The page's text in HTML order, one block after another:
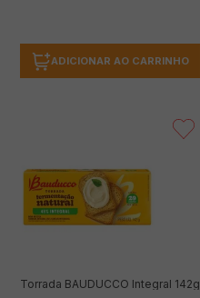
ADICIONAR AO CARRINHO
Torrada BAUDUCCO Integral 142g